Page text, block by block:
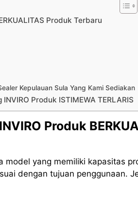
Produk Terbaru
Kepulauan Sula Yang Kami Sediakan
Produk ISTIMEWA TERLARIS
Produk
model yang memiliki kapasitas
dengan tujuan penggunaan.